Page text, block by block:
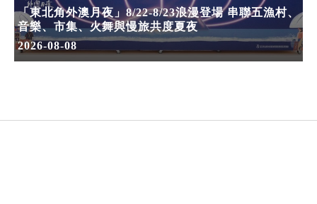
「東北角外澳月夜」8/22-8/23浪漫登場 串聯五漁村、
音樂、市集、火舞與慢旅共度夏夜
2026-08-08